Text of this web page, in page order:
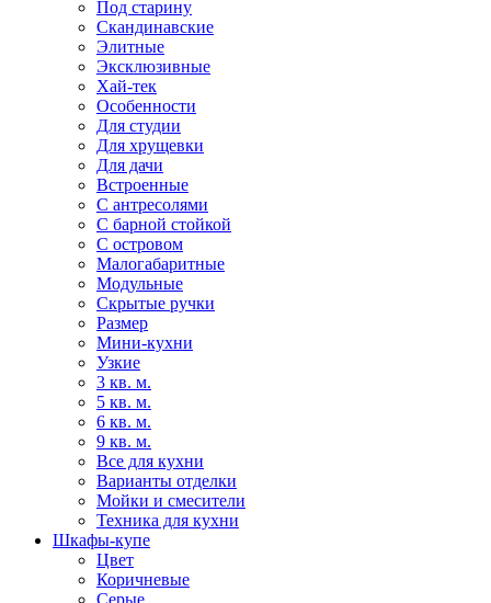
Под старину
Скандинавские
Элитные
Эксклюзивные
Хай-тек
Особенности
Для студии
Для хрущевки
Для дачи
Встроенные
С антресолями
С барной стойкой
С островом
Малогабаритные
Модульные
Скрытые ручки
Размер
Мини-кухни
Узкие
3 кв. м.
5 кв. м.
6 кв. м.
9 кв. м.
Все для кухни
Варианты отделки
Мойки и смесители
Техника для кухни
Шкафы-купе
Цвет
Коричневые
Серые